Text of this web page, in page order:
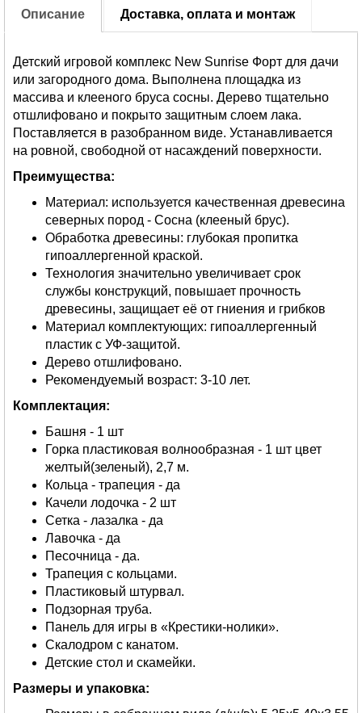
Описание Доставка, оплата и монтаж
Детский игровой комплекс New Sunrise Форт для дачи
или загородного дома. Выполнена площадка из
массива и клееного бруса сосны. Дерево тщательно
отшлифовано и покрыто защитным слоем лака.
Поставляется в разобранном виде. Устанавливается
на ровной, свободной от насаждений поверхности.
Преимущества:
Материал: используется качественная древесина
северных пород - Сосна (клееный брус).
Обработка древесины: глубокая пропитка
гипоаллергенной краской.
Технология значительно увеличивает срок
службы конструкций, повышает прочность
древесины, защищает её от гниения и грибков
Материал комплектующих: гипоаллергенный
пластик с УФ-защитой.
Дерево отшлифовано.
Рекомендуемый возраст: 3-10 лет.
Комплектация:
Башня - 1 шт
Горка пластиковая волнообразная - 1 шт цвет
желтый(зеленый), 2,7 м.
Кольца - трапеция - да
Качели лодочка - 2 шт
Сетка - лазалка - да
Лавочка - да
Песочница - да.
Трапеция с кольцами.
Пластиковый штурвал.
Подзорная труба.
Панель для игры в «Крестики-нолики».
Скалодром с канатом.
Детские стол и скамейки.
Размеры и упаковка: